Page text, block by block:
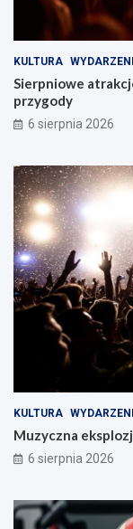
KULTURA
Sierpniowe
przygody
6 sierpnia 2026
KULTURA
Muzyczna
6 sierpnia 2026